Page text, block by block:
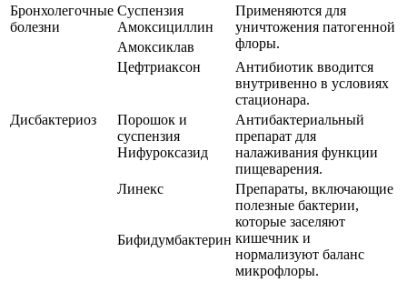
Бронхолегочные
болезни
Суспензия
Амоксициллин
Применяются для
уничтожения патогенной
флоры.
Амоксиклав
Цефтриаксон
Антибиотик вводится
внутривенно в условиях
стационара.
Дисбактериоз
Порошок и
суспензия
Нифуроксазид
Антибактериальный
препарат для
налаживания функции
пищеварения.
Линекс
Препараты, включающие
полезные бактерии,
которые заселяют
кишечник и
нормализуют баланс
микрофлоры.
Бифидумбактерин